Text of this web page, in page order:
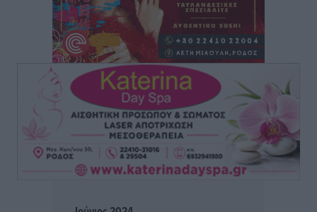
Συνελήφθησαν δύο άτομα στην Κάρπαθο για άγρα
πελατών
Τοπικές Ειδήσεις• πριν 16 ώρες
Χωρίς υποχρεωτική παρουσία μικρών στη 12άδα
Αθλητικά πριν 16 ώρες
Ο Πελεκάνος, οι ανεμογεννήτριες και μια κοινότητα
που κανείς δεν ρώτησε
Δημο-Κρίσεις• πριν 16 ώρες